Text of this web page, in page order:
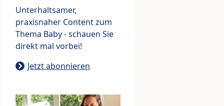
Unterhaltsamer,
praxisnaher Content zum
Thema Baby - schauen Sie
direkt mal vorbei!
Jetzt abonnieren